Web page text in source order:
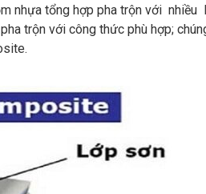
nhựa tổng hợp pha trộn với nhiều
trộn với công thức phù hợp;